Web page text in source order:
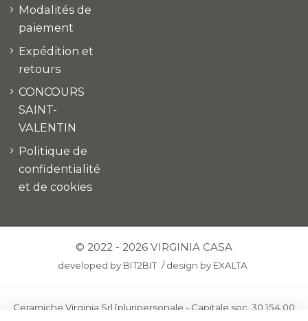
Modalités de
paiement
Expédition et
retours
CONCOURS
SAINT-
VALENTIN
Politique de
confidentialité
et de cookies
© 2022 - 2026 VIRGINIA CASA
developed by BIT2BIT /design by EXALTA
Ceramiche Virginia Srl [pluripersonale - Capitale soc. 30.154,00